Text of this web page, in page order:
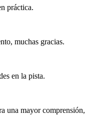
práctica.
muchas gracias.
en la pista.
una mayor comprensión,